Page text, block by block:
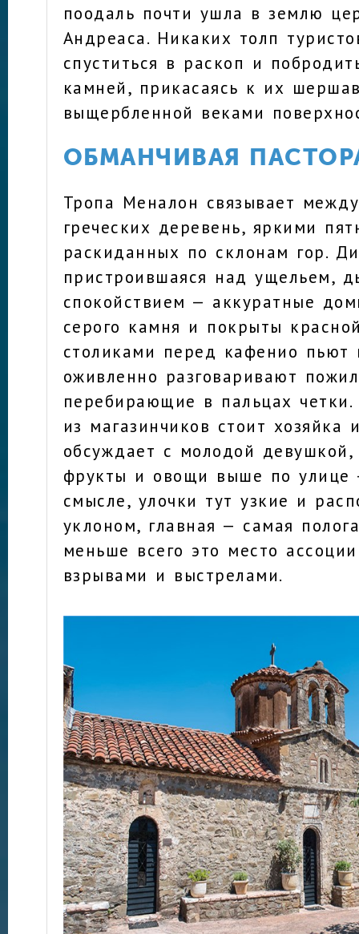
поодаль почти ушла в землю
Андреаса. Никаких толп
спуститься в раскоп и
камней, прикасаясь к их
выщербленной веками
ОБМАНЧИВАЯ
Тропа Меналон связывает
греческих деревень, яркими
раскиданных по склонам гор.
пристроившаяся над ущельем,
спокойствием — аккуратные
серого камня и покрыты
столиками перед кафенио пьют
оживленно разговаривают
перебирающие в пальцах
из магазинчиков стоит хозяйка
обсуждает с молодой
фрукты и овощи выше по
смысле, улочки тут узкие и
уклоном, главная — самая
меньше всего это место
взрывами и выстрелами.